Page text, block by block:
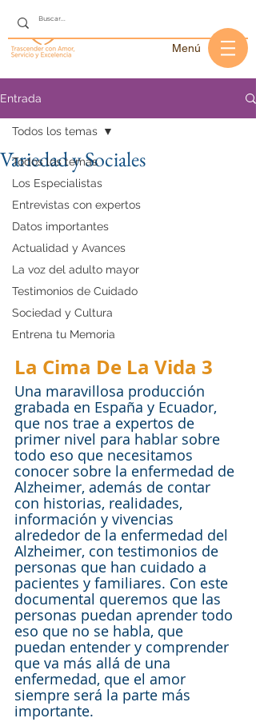
Menú
Entrada
Todos los temas
Los Especialistas
Entrevistas con expertos
Datos importantes
Actualidad y Avances
La voz del adulto mayor
Testimonios de Cuidado
Sociedad y Cultura
Entrena tu Memoria
Todos los temas
Variedad y Sociales
La Cima De La Vida 3
Una maravillosa producción
grabada en España y Ecuador,
que nos trae a expertos de
primer nivel para hablar sobre
todo eso que necesitamos
conocer sobre la enfermedad de
Alzheimer, además de contar
con historias, realidades,
información y vivencias
alrededor de la enfermedad del
Alzheimer, con testimonios de
personas que han cuidado a
pacientes y familiares. Con este
documental queremos que las
personas puedan aprender todo
eso que no se habla, que
puedan entender y comprender
que va más allá de una
enfermedad, que el amor
siempre será la parte más
importante.